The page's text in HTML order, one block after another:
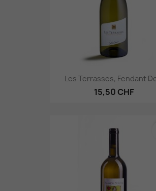
Les Terrasses, Fendant
15,50 CHF